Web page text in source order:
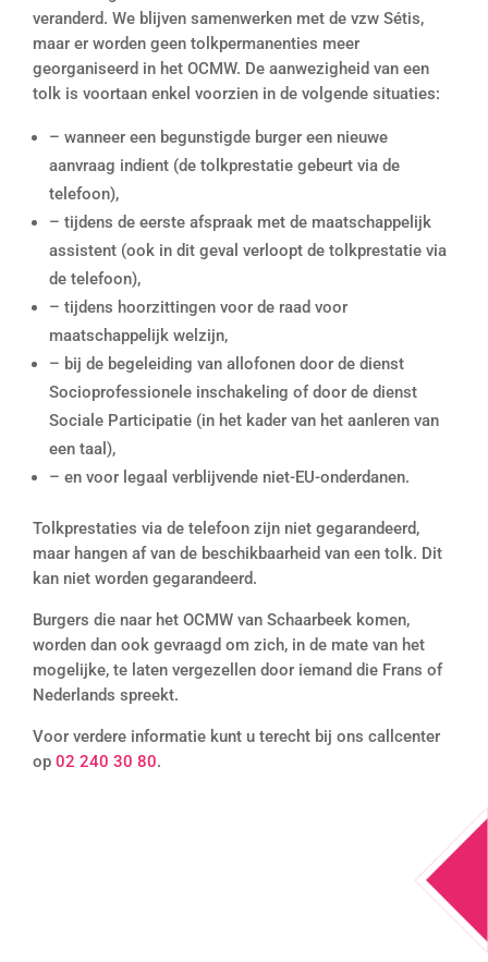
veranderd. We blijven samenwerken met de vzw Sétis,
maar er worden geen tolkpermanenties meer
georganiseerd in het OCMW. De aanwezigheid van een
tolk is voortaan enkel voorzien in de volgende situaties:
– wanneer een begunstigde burger een nieuwe
aanvraag indient (de tolkprestatie gebeurt via de
telefoon),
– tijdens de eerste afspraak met de maatschappelijk
assistent (ook in dit geval verloopt de tolkprestatie via
de telefoon),
– tijdens hoorzittingen voor de raad voor
maatschappelijk welzijn,
– bij de begeleiding van allofonen door de dienst
Socioprofessionele inschakeling of door de dienst
Sociale Participatie (in het kader van het aanleren van
een taal),
– en voor legaal verblijvende niet-EU-onderdanen.
Tolkprestaties via de telefoon zijn niet gegarandeerd,
maar hangen af van de beschikbaarheid van een tolk. Dit
kan niet worden gegarandeerd.
Burgers die naar het OCMW van Schaarbeek komen,
worden dan ook gevraagd om zich, in de mate van het
mogelijke, te laten vergezellen door iemand die Frans of
Nederlands spreekt.
Voor verdere informatie kunt u terecht bij ons callcenter
op 02 240 30 80.